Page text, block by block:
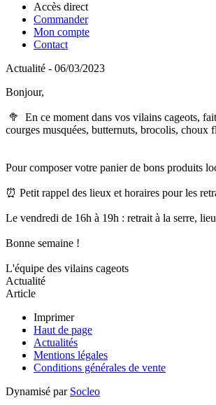
Accès direct
Commander
Mon compte
Contact
Actualité - 06/03/2023
Bonjour,
🥦 En ce moment dans vos vilains cageots,
courges musquées, butternuts, brocolis,
Pour composer votre panier de bons produits
⏰ Petit rappel des lieux et horaires pour les
Le vendredi de 16h à 19h : retrait à la serre,
Bonne semaine !
L'équipe des vilains cageots
Actualité
Article
Imprimer
Haut de page
Actualités
Mentions légales
Conditions générales de vente
Dynamisé par Socleo